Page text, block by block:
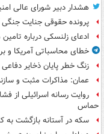
هشدار دبیر شورای عالی
پرونده حقوقی جنایت جنگی
ادعای زلنسکی درباره
خطای محاسباتی آمریکا و
زنگ خطر پایان ذخایر
عمان: مذاکرات مثبت و
روایت رسانه اسرائیلی از
حماس
سکه در آستانه بازگشت به کانال ۱۸۸